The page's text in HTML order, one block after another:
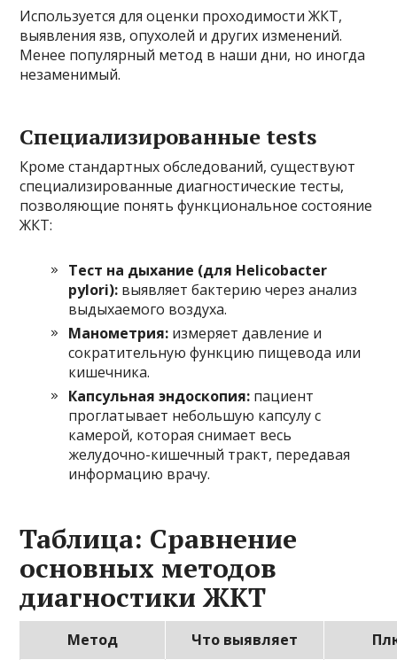
Используется для оценки проходимости ЖКТ,
выявления язв, опухолей и других изменений.
Менее популярный метод в наши дни, но иногда
незаменимый.
Специализированные tests
Кроме стандартных обследований, существуют
специализированные диагностические тесты,
позволяющие понять функциональное состояние
ЖКТ:
Тест на дыхание (для Helicobacter
pylori): выявляет бактерию через анализ
выдыхаемого воздуха.
Манометрия: измеряет давление и
сократительную функцию пищевода или
кишечника.
Капсульная эндоскопия: пациент
проглатывает небольшую капсулу с
камерой, которая снимает весь
желудочно-кишечный тракт, передавая
информацию врачу.
Таблица: Сравнение
основных методов
диагностики ЖКТ
Метод Что выявляет